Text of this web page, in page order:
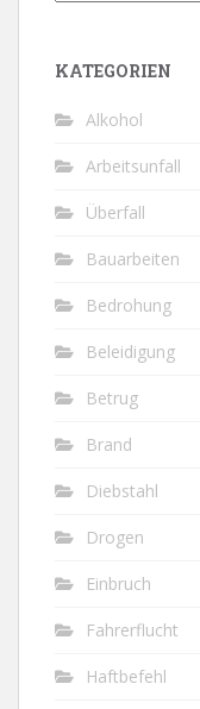
KATEGORIEN
Alkohol
Arbeitsunfall
Überfall
Bauarbeiten
Bedrohung
Beleidigung
Betrug
Brand
Diebstahl
Drogen
Einbruch
Fahrerflucht
Haftbefehl